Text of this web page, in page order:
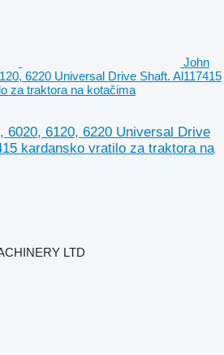
John
6220 Universal Drive Shaft. Al117415
za traktora na kotačima
6020, 6120, 6220 Universal Drive
kardansko vratilo za traktora na
LTD